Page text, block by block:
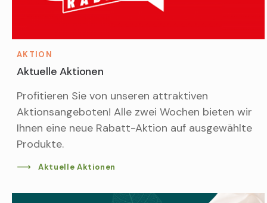
AKTION
Aktuelle Aktionen
Profitieren Sie von unseren attraktiven
Aktionsangeboten! Alle zwei Wochen bieten wir
Ihnen eine neue Rabatt-Aktion auf ausgewählte
Produkte.
Aktuelle Aktionen